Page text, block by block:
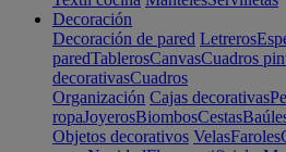
Decoración
Decoración de pared Letreros
paredTablerosCanvasCuadros
decorativasCuadros
Organización Cajas decorativas
ropaJoyerosBiombosCestas
Objetos decorativos VelasFaroles